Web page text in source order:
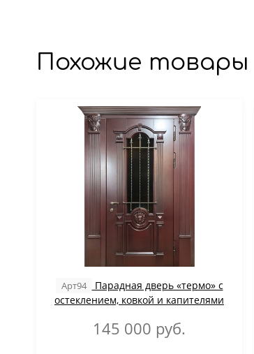
Похожие товары
Арт94
Парадная дверь «термо» с
остеклением, ковкой и капителями
145 000 руб.